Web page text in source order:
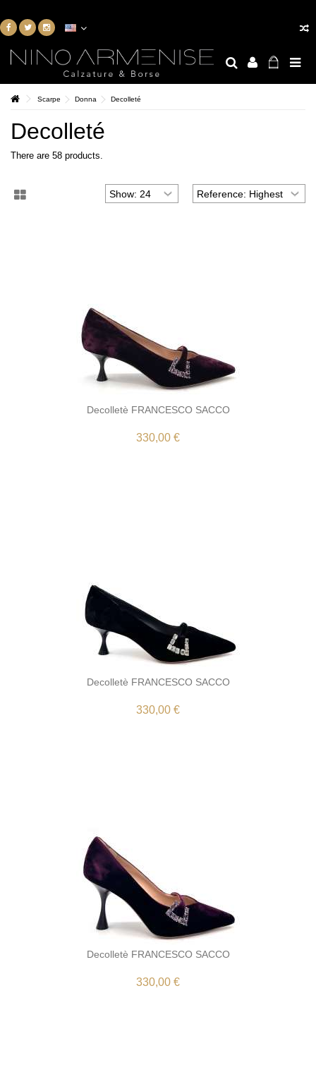
Scarpe Donna Decolleté
Decolleté
There are 58 products.
Decolletè FRANCESCO SACCO
330,00 €
Decolletè FRANCESCO SACCO
330,00 €
Decolletè FRANCESCO SACCO
330,00 €